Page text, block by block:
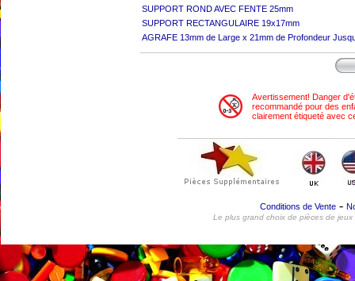
SUPPORT ROND AVEC FENTE 25mm
SUPPORT RECTANGULAIRE 19x17mm
AGRAFE 13mm de Large x 21mm de Profondeur
Avertissement! Danger
recommandé pour des
clairement étiqueté avec
Conditions de Vente-
Le plus grand choix de pièces de